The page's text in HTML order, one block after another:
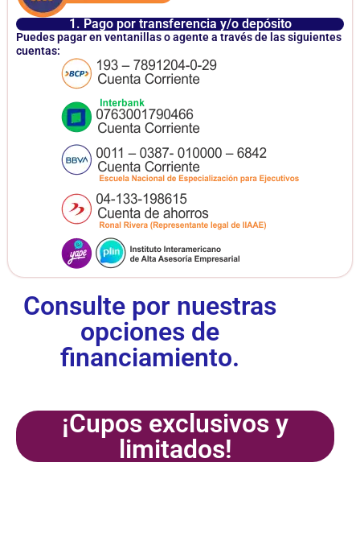
1. Pago por transferencia y/o depósito
Puedes pagar en ventanillas o agente a través de las siguientes
cuentas:
Consulte por nuestras
opciones de
financiamiento.
¡Cupos exclusivos y
limitados!